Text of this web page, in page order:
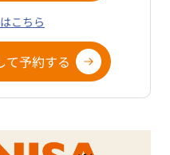
こちら
て予約する